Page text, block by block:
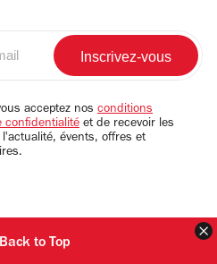
acceptez nos conditions
confidentialité et de recevoir les
évents, offres et
Back to Top